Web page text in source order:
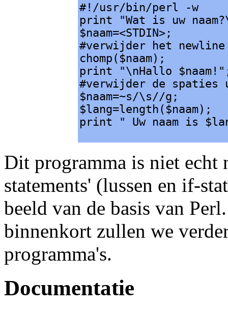
#!/usr/bin/perl -w
print "Wat is uw
$naam=<STDIN>;
#verwijder het
chomp($naam);
print "\nHallo
#verwijder de
$naam=~s/\s//g;
$lang=length($naam);
print " Uw naam is
Dit programma is niet echt
statements' (lussen en if-
beeld van de basis van
binnenkort zullen we
programma's.
Documentatie